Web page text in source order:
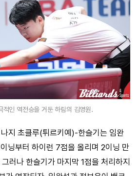
적인 역전승을 거둔 하림의 김영원.
지 초클루(튀르키예)-한슬기는 임완
닝부터 하이런 7점을 올리며 2이닝 만
러나 한슬기가 마지막 1점을 처리하지